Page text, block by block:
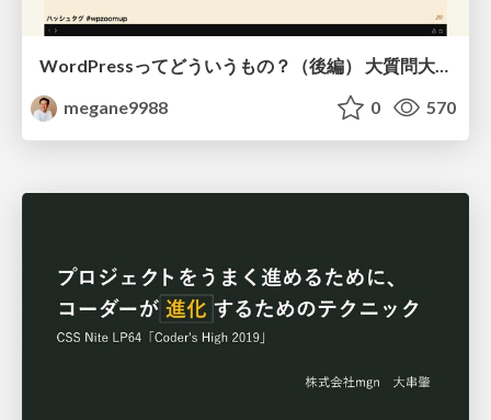
megane9988
0 570